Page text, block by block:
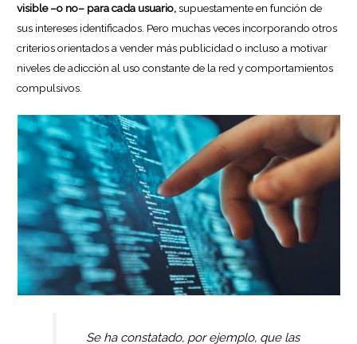
visible –o no– para cada usuario,supuestamente en función de
sus intereses identificados. Pero muchas veces incorporando otros
criterios orientados a vender más publicidad o incluso a motivar
niveles de adicción al uso constante de la red y comportamientos
compulsivos.
Se ha constatado, por ejemplo, que las